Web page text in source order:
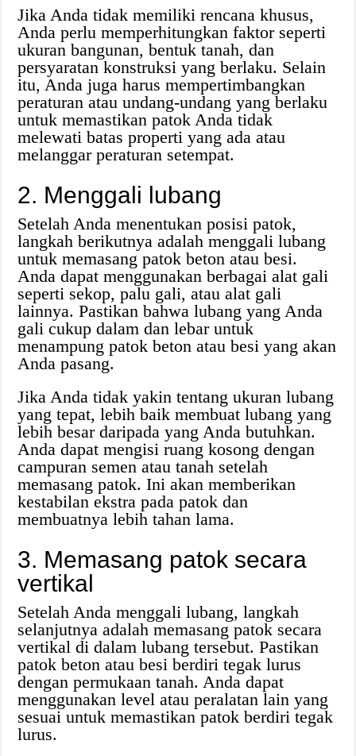
Jika Anda tidak memiliki rencana khusus,
Anda perlu memperhitungkan faktor seperti
ukuran bangunan, bentuk tanah, dan
persyaratan konstruksi yang berlaku. Selain
itu, Anda juga harus mempertimbangkan
peraturan atau undang-undang yang berlaku
untuk memastikan patok Anda tidak
melewati batas properti yang ada atau
melanggar peraturan setempat.
2. Menggali lubang
Setelah Anda menentukan posisi patok,
langkah berikutnya adalah menggali lubang
untuk memasang patok beton atau besi.
Anda dapat menggunakan berbagai alat gali
seperti sekop, palu gali, atau alat gali
lainnya. Pastikan bahwa lubang yang Anda
gali cukup dalam dan lebar untuk
menampung patok beton atau besi yang akan
Anda pasang.
Jika Anda tidak yakin tentang ukuran lubang
yang tepat, lebih baik membuat lubang yang
lebih besar daripada yang Anda butuhkan.
Anda dapat mengisi ruang kosong dengan
campuran semen atau tanah setelah
memasang patok. Ini akan memberikan
kestabilan ekstra pada patok dan
membuatnya lebih tahan lama.
3. Memasang patok secara
vertikal
Setelah Anda menggali lubang, langkah
selanjutnya adalah memasang patok secara
vertikal di dalam lubang tersebut. Pastikan
patok beton atau besi berdiri tegak lurus
dengan permukaan tanah. Anda dapat
menggunakan level atau peralatan lain yang
sesuai untuk memastikan patok berdiri tegak
lurus.